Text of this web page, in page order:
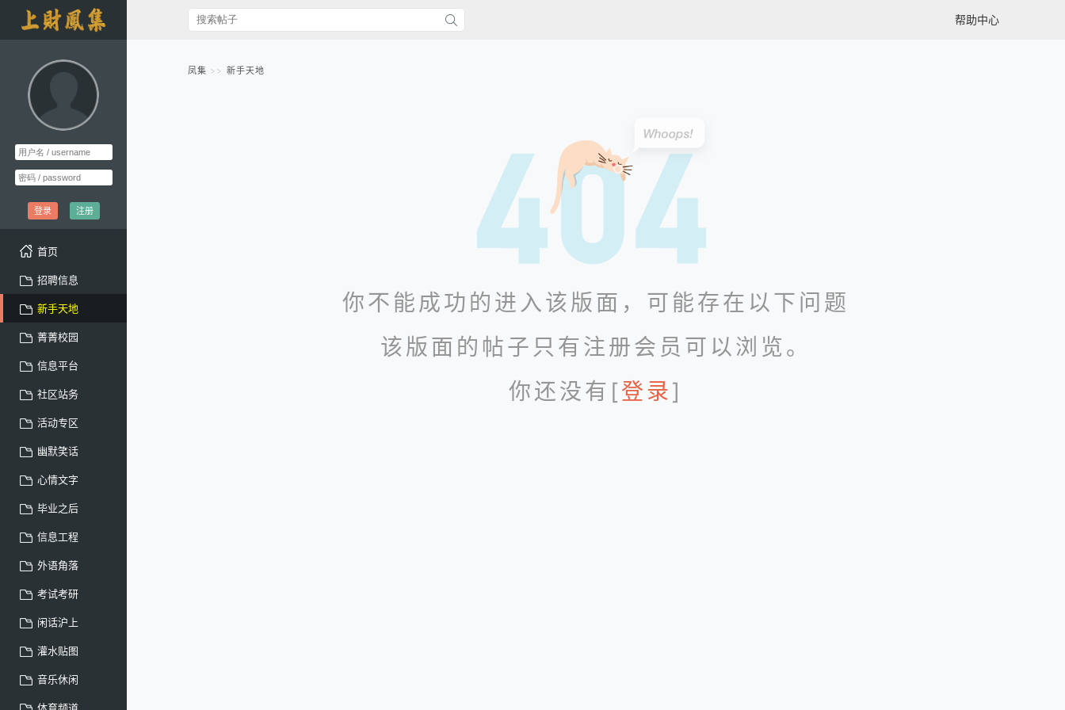
登录 注册
首页
招聘信息
新手天地
菁菁校园
信息平台
社区站务
活动专区
幽默笑话
心情文字
毕业之后
信息工程
外语角落
考试考研
闲话沪上
灌水贴图
音乐休闲
帮助中心
凤集 新手天地
你不能成功的进入该版面，可能存在以下问题
该版面的帖子只有注册会员可以浏览。
你还没有[登录]